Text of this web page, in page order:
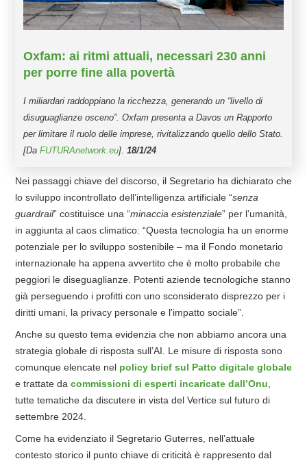
Oxfam: ai ritmi attuali, necessari 230 anni
per porre fine alla povertà
I miliardari raddoppiano la ricchezza, generando un “livello di
disuguaglianze osceno”. Oxfam presenta a Davos un Rapporto
per limitare il ruolo delle imprese, rivitalizzando quello dello Stato.
[Da FUTURAnetwork.eu]. 18/1/24
Nei passaggi chiave del discorso, il Segretario ha dichiarato che
lo sviluppo incontrollato dell’intelligenza artificiale “senza
guardrail” costituisce una “minaccia esistenziale” per l’umanità,
in aggiunta al caos climatico: “Questa tecnologia ha un enorme
potenziale per lo sviluppo sostenibile – ma il Fondo monetario
internazionale ha appena avvertito che è molto probabile che
peggiori le diseguaglianze. Potenti aziende tecnologiche stanno
già perseguendo i profitti con uno sconsiderato disprezzo per i
diritti umani, la privacy personale e l'impatto sociale”.
Anche su questo tema evidenzia che non abbiamo ancora una
strategia globale di risposta sull’AI. Le misure di risposta sono
comunque elencate nel policy brief sul Patto digitale globale
e trattate da commissioni di esperti incaricate dall’Onu
tutte tematiche da discutere in vista del Vertice sul futuro di
settembre 2024.
Come ha evidenziato il Segretario Guterres, nell’attuale
contesto storico il punto chiave di criticità è rappresento dal